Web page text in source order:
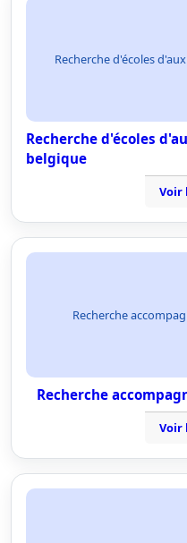
Recherche d'écoles
Recherche d'écoles
belgique
Voir
Recherche
Recherche
Voir